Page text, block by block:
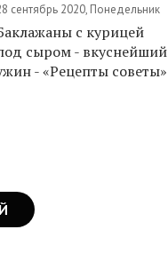
сентябрь 2020, Понедельник
с курицей
сыром - вкуснейший
- «Рецепты советы»